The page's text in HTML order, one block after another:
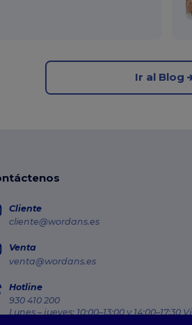
Ir al Blog
Cliente
cliente@wordans.es
Venta
venta@wordans.es
Hotline
930 410 200
Lunes – jueves: 10:00–13:00 y 14:00–17:30